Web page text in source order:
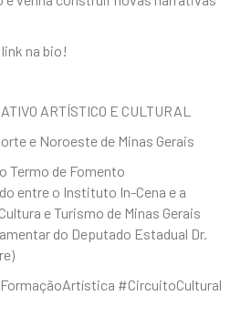
na bio!
ARTÍSTICO E CULTURAL
e Noroeste de Minas Gerais
Termo de Fomento
entre o Instituto In-Cena e a
e Turismo de Minas Gerais
do Deputado Estadual Dr.
#CircuitoCultural